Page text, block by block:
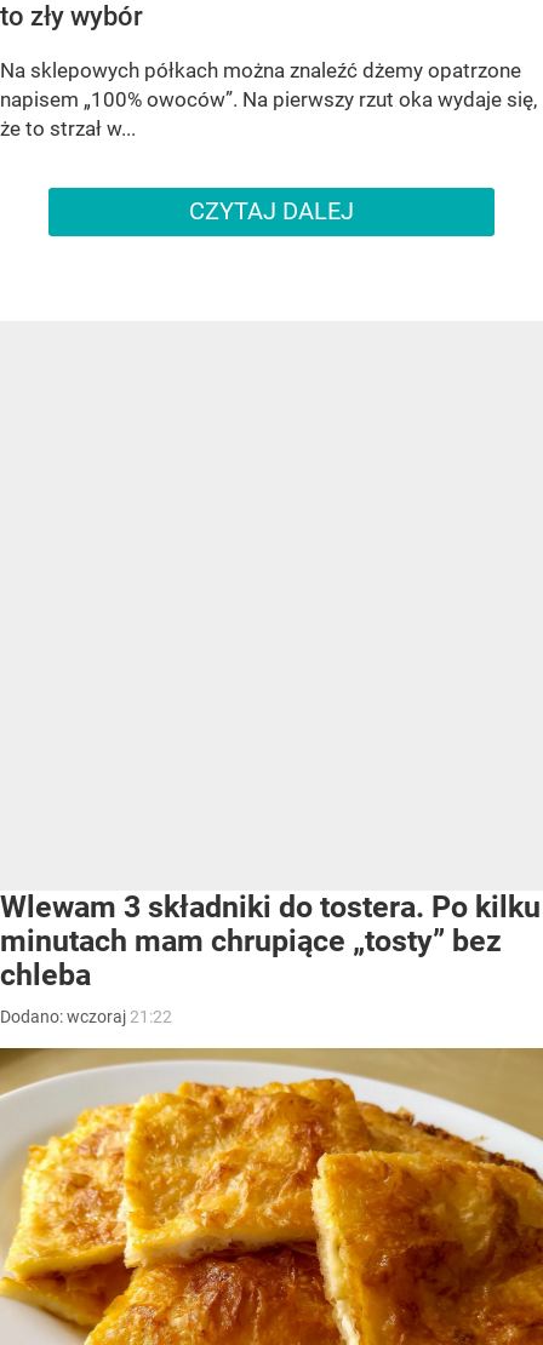
to zły wybór
Na sklepowych półkach można znaleźć dżemy opatrzone
napisem „100% owoców”. Na pierwszy rzut oka wydaje się,
że to strzał w...
CZYTAJ DALEJ
Wlewam 3 składniki do tostera. Po kilku
minutach mam chrupiące „tosty” bez
chleba
Dodano:wczoraj 21:22